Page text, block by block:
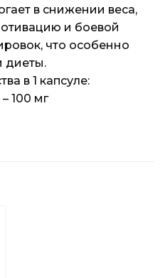
в снижении веса,
и боевой
что особенно
диеты.
в 1 капсуле:
100 мг